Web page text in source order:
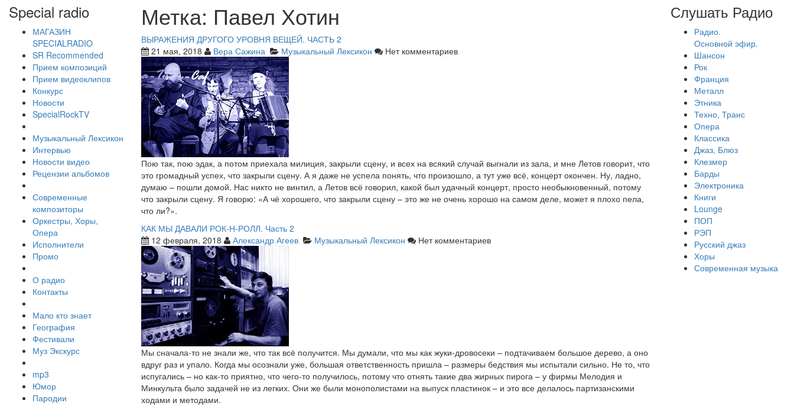
Special radio
МАГАЗИН
SPECIALRADIO
SR Recommended
Прием композиций
Прием видеоклипов
Конкурс
Новости
SpecialRockTV
Музыкальный Лексикон
Интервью
Новости видео
Рецензии альбомов
Современные
композиторы
Оркестры, Хоры,
Опера
Исполнители
Промо
О радио
Контакты
Мало кто знает
География
Фестивали
Муз Экскурс
mp3
Юмор
Пародии
Метка: Павел Хотин
ВЫРАЖЕНИЯ ДРУГОГО УРОВНЯ ВЕЩЕЙ. ЧАСТЬ 2
21 мая, 2018
Вера Сажина Музыкальный Лексикон Нет комментариев
Пою так, пою эдак, а потом приехала милиция, закрыли сцену, и всех на всякий случай выгнали из зала, и мне Летов говорит, что
это громадный успех, что закрыли сцену. А я даже не успела понять, что произошло, а тут уже всё, концерт окончен. Ну, ладно,
думаю – пошли домой. Нас никто не винтил, а Летов всё говорил, какой был удачный концерт, просто необыкновенный, потому
что закрыли сцену. Я говорю: «А чё хорошего, что закрыли сцену – это же не очень хорошо на самом деле, может я плохо пела,
что ли?».
КАК МЫ ДАВАЛИ РОК-Н-РОЛЛ. Часть 2
12 февраля, 2018
Александр Агеев Музыкальный Лексикон Нет комментариев
Мы сначала-то не знали же, что так всё получится. Мы думали, что мы как жуки-дровосеки – подтачиваем большое дерево, а оно
вдруг раз и упало. Когда мы осознали уже, большая ответственность пришла – размеры бедствия мы испытали сильно. Не то, что
испугались – но как-то приятно, что чего-то получилось, потому что отнять такие два жирных пирога – у фирмы Мелодия и
Минкульта было задачей не из легких. Они же были монополистами на выпуск пластинок – и это все делалось партизанскими
ходами и методами.
Слушать Радио
Радио.
Основной эфир.
Шансон
Рок
Франция
Металл
Этника
Техно, Транс
Опера
Классика
Джаз, Блюз
Клезмер
Барды
Электроника
Книги
Lounge
ПОП
РЭП
Русский джаз
Хоры
Современная музыка